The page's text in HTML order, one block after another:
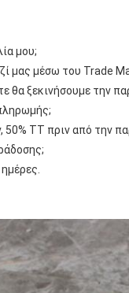
μου;
μας μέσω του Trade
θα ξεκινήσουμε την
TT πριν από την